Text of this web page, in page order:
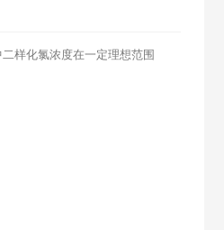
样化氯浓度在一定理想范围